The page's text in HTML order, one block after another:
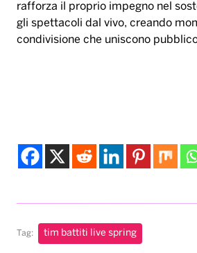
rafforza il proprio impegno nel
gli spettacoli dal vivo, creando
condivisione che uniscono
Tag: tim battiti live spring